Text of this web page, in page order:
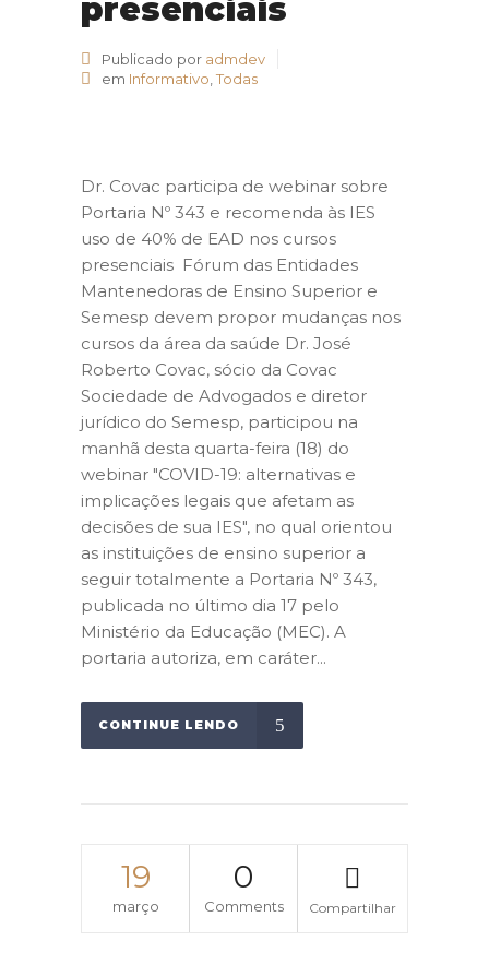
presenciais
Publicado por admdev
em Informativo Todas
Dr. Covac participa de webinar sobre
Portaria Nº 343 e recomenda às IES
uso de 40% de EAD nos cursos
presenciais Fórum das Entidades
Mantenedoras de Ensino Superior e
Semesp devem propor mudanças nos
cursos da área da saúde Dr. José
Roberto Covac, sócio da Covac
Sociedade de Advogados e diretor
jurídico do Semesp, participou na
manhã desta quarta-feira (18) do
webinar "COVID-19: alternativas e
implicações legais que afetam as
decisões de sua IES", no qual orientou
as instituições de ensino superior a
seguir totalmente a Portaria Nº 343,
publicada no último dia 17 pelo
Ministério da Educação (MEC). A
portaria autoriza, em caráter...
CONTINUE LENDO
19
março
0
Comments Compartilhar